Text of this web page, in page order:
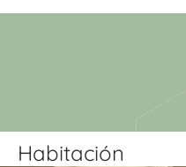
Habitación